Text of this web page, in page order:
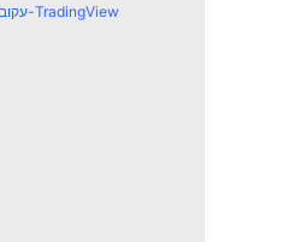
עקוב אחר כל השווקים ב-TradingView